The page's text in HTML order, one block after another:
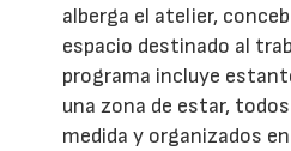
alberga el atelier,
espacio destinado al
programa incluye
una zona de estar,
medida y organizados